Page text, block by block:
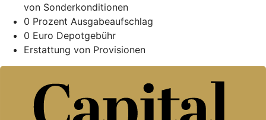
von Sonderkonditionen
0 Prozent Ausgabeaufschlag
0 Euro Depotgebühr
Erstattung von Provisionen